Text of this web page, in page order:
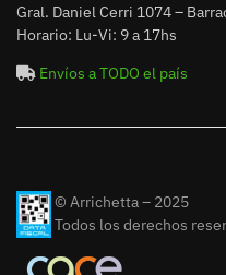
Gral. Daniel Cerri 1074 –
Horario: Lu-Vi: 9 a 17hs
Envíos a TODO el país
© Arrichetta – 2025
Todos los derechos